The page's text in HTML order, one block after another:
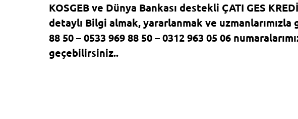
KOSGEB ve Dünya Bankası destekli ÇATI GES
detaylı Bilgi almak, yararlanmak ve uzmanlarımızla
88 50 – 0533 969 88 50 – 0312 963 05 06
geçebilirsiniz..